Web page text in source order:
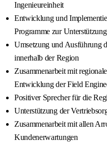
Ingenieureinheit
Entwicklung und
Programme zur
Umsetzung und Ausführung
innerhalb der Region
Zusammenarbeit mit
Entwicklung der Field
Positiver Sprecher für die
Unterstützung der
Zusammenarbeit mit allen
Kundenerwartungen